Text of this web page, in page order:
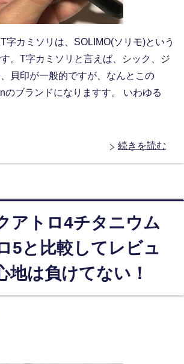
字カミソリは、SOLIMO(ソリモ)という
。T字カミソリと言えば、シック、ジ
貝印が一般的ですが、なんとこの
のブランドになりますす。 いわゆる
続きを読む
アトロ4チタニウム
5と比較してレビュ
地は負けてない！